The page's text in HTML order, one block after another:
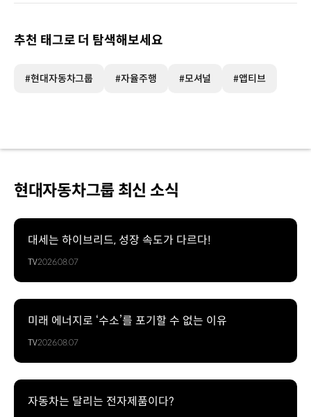
추천 태그로 더 탐색해보세요
#현대자동차그룹 #자율주행 #모셔널 #앱티브
현대자동차그룹 최신 소식
대세는 하이브리드, 성장 속도가 다르다!
TV2026.08.07
미래 에너지로 ‘수소’를 포기할 수 없는 이유
TV2026.08.07
자동차는 달리는 전자제품이다?